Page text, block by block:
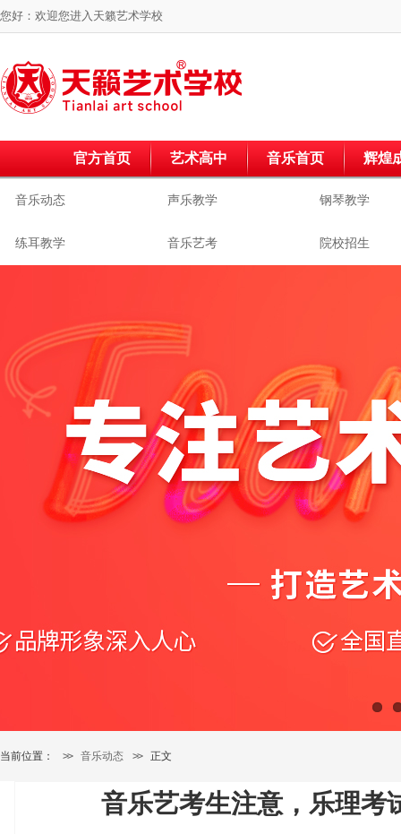
您好：欢迎您进入 天籁艺术学校
官方首页 艺术高中 音乐首页 辉煌
音乐动态 声乐教学 钢琴教学
练耳教学 音乐艺考 院校招生
当前位置： >> 音乐动态 >> 正文
音乐艺考生注意，乐理考